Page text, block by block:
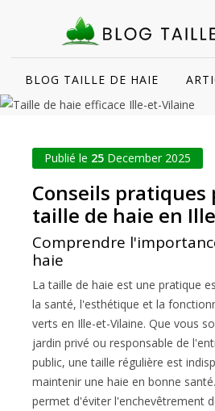
BLOG TAILLE DE HAIE
Publié le 25 December 2025
Conseils pratiques
taille de haie en
Comprendre
haie
La taille de haie est une pratique
la santé, l'esthétique et la
verts en Ille-et-Vilaine. Que vous
jardin privé ou responsable de
public, une taille régulière est
maintenir une haie en bonne
permet d'éviter l'enchevêtrement